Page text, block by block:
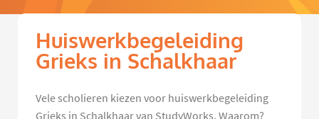
Huiswerkbegeleiding
Grieks in Schalkhaar
Vele scholieren kiezen voor huiswerkbegeleiding
Grieks in Schalkhaar van StudyWorks. Waarom?